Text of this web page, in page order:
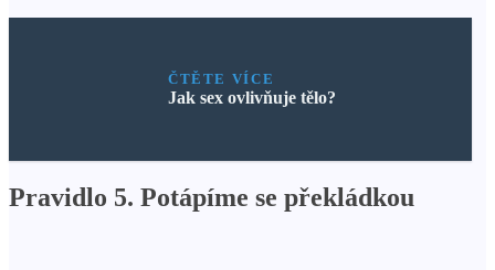
ČTĚTE VÍCE
Jak sex ovlivňuje tělo?
Pravidlo 5. Potápíme se překládkou